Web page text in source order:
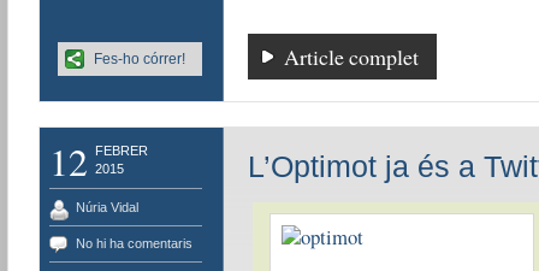
Article complet
Fes-ho córrer!
12
FEBRER
2015
Núria Vidal
No hi ha comentaris
L’Optimot ja és a